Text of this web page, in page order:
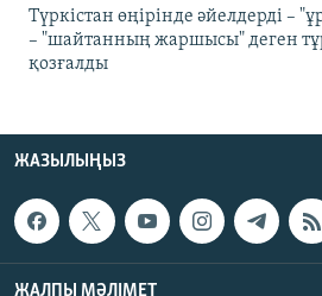
Түркістан өңірінде әйелдерді –
– "шайтанның жаршысы" деген
қозғалды
ЖАЗЫЛЫҢЫЗ
ЖАЛПЫ МӘЛІМЕТ